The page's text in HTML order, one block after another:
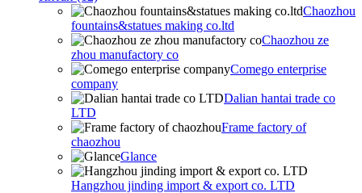
Chaozhou
fountains&statues making co.ltd
Chaozhou ze
zhou manufactory co
Comego enterprise
company
Dalian hantai trade co
LTD
Frame factory of
chaozhou
Glance
Hangzhou jinding import & export co. LTD